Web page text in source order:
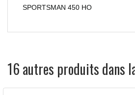
SPORTSMAN 450 HO
16 autres produits dans